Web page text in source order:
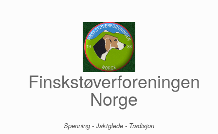
Finskstøverforeningen
Norge
Spenning - Jaktglede - Tradisjon